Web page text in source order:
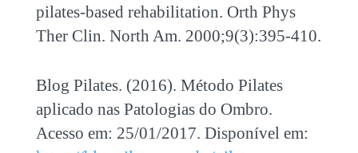
pilates-based rehabilitation. Orth Phys
Ther Clin. North Am. 2000;9(3):395-410.
Blog Pilates. (2016). Método Pilates
aplicado nas Patologias do Ombro.
Acesso em: 25/01/2017. Disponível em: